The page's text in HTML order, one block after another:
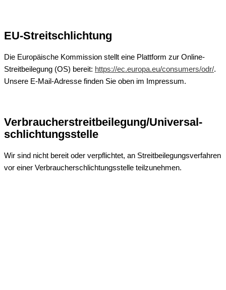
EU-Streitschlichtung
Die Europäische Kommission stellt eine Plattform zur Online-
Streitbeilegung (OS) bereit: https://ec.europa.eu/consumers/odr/.
Unsere E-Mail-Adresse finden Sie oben im Impressum.
Verbraucher­streit­beilegung/Universal­
schlichtungs­stelle
Wir sind nicht bereit oder verpflichtet, an Streitbeilegungsverfahren
vor einer Verbraucherschlichtungsstelle teilzunehmen.